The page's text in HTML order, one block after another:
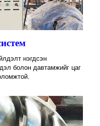
нэгдсэн
болон давтамжийг цаг